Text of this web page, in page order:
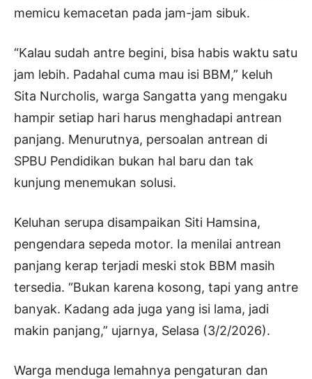
memicu kemacetan pada jam-jam sibuk.
“Kalau sudah antre begini, bisa habis waktu satu
jam lebih. Padahal cuma mau isi BBM,” keluh
Sita Nurcholis, warga Sangatta yang mengaku
hampir setiap hari harus menghadapi antrean
panjang. Menurutnya, persoalan antrean di
SPBU Pendidikan bukan hal baru dan tak
kunjung menemukan solusi.
Keluhan serupa disampaikan Siti Hamsina,
pengendara sepeda motor. Ia menilai antrean
panjang kerap terjadi meski stok BBM masih
tersedia. “Bukan karena kosong, tapi yang antre
banyak. Kadang ada juga yang isi lama, jadi
makin panjang,” ujarnya, Selasa (3/2/2026).
Warga menduga lemahnya pengaturan dan